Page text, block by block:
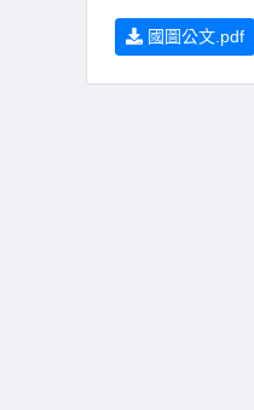
國圖公文.pdf